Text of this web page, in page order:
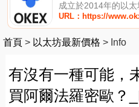
成立於2014年的以
URL：https://
首頁 > 以太坊最新價格 > Info
有沒有一種可能，
買阿爾法羅密歐？